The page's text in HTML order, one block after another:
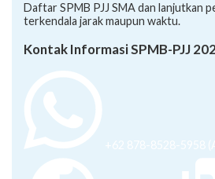
Daftar SPMB PJJ SMA dan lanjutkan
terkendala jarak maupun waktu.
Kontak Informasi SPMB-PJJ
+62 878-8528-5958